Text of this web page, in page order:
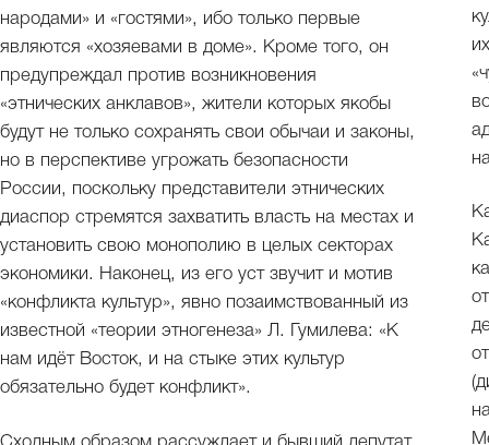
народами» и «гостями», ибо только первые
являются «хозяевами в доме». Кроме того, он
предупреждал против возникновения
«этнических анклавов», жители которых якобы
будут не только сохранять свои обычаи и законы,
но в перспективе угрожать безопасности
России, поскольку представители этнических
диаспор стремятся захватить власть на местах и
установить свою монополию в целых секторах
экономики. Наконец, из его уст звучит и мотив
«конфликта культур», явно позаимствованный из
известной «теории этногенеза» Л. Гумилева: «К
нам идёт Восток, и на стыке этих культур
обязательно будет конфликт».
Сходным образом рассуждает и бывший депутат